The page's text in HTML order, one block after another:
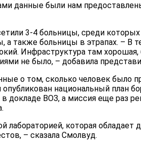
данные были нам
3-4 больницы, среди
также больницы в этрапах. – В
Инфраструктура там
не было, – добавила
о том, сколько человек было
национальный план
докладе ВОЗ, а миссия еще раз
лабораторией, которая обладает
– сказала Смолвуд.